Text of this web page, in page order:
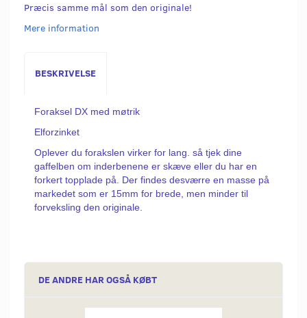
Præcis samme mål som den originale!
Mere information
BESKRIVELSE
Foraksel DX med møtrik
Elforzinket
Oplever du forakslen virker for lang. så tjek dine
gaffelben om inderbenene er skæve eller du har en
forkert topplade på. Der findes desværre en masse på
markedet som er 15mm for brede, men minder til
forveksling den originale.
DE ANDRE HAR OGSÅ KØBT